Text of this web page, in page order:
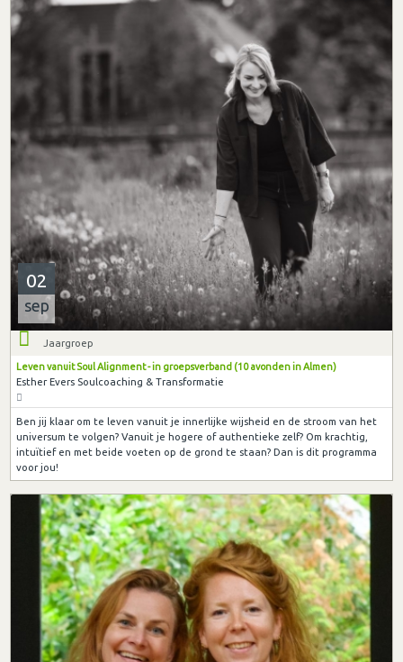
02
sep
Jaargroep
Leven vanuit Soul Alignment - in groepsverband (10 avonden in Almen)
Esther Evers Soulcoaching & Transformatie
Ben jij klaar om te leven vanuit je innerlijke wijsheid en de stroom van het
universum te volgen? Vanuit je hogere of authentieke zelf? Om krachtig,
intuïtief en met beide voeten op de grond te staan? Dan is dit programma
voor jou!